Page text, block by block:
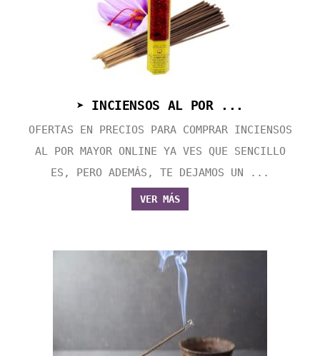
➤ INCIENSOS AL POR ...
OFERTAS EN PRECIOS PARA COMPRAR INCIENSOS
AL POR MAYOR ONLINE YA VES QUE SENCILLO
ES, PERO ADEMÁS, TE DEJAMOS UN ...
VER MÁS